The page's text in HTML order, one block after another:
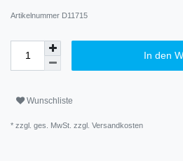
Artikelnummer D11715
In den
Wunschliste
* zzgl. ges. MwSt. zzgl. Versandkosten